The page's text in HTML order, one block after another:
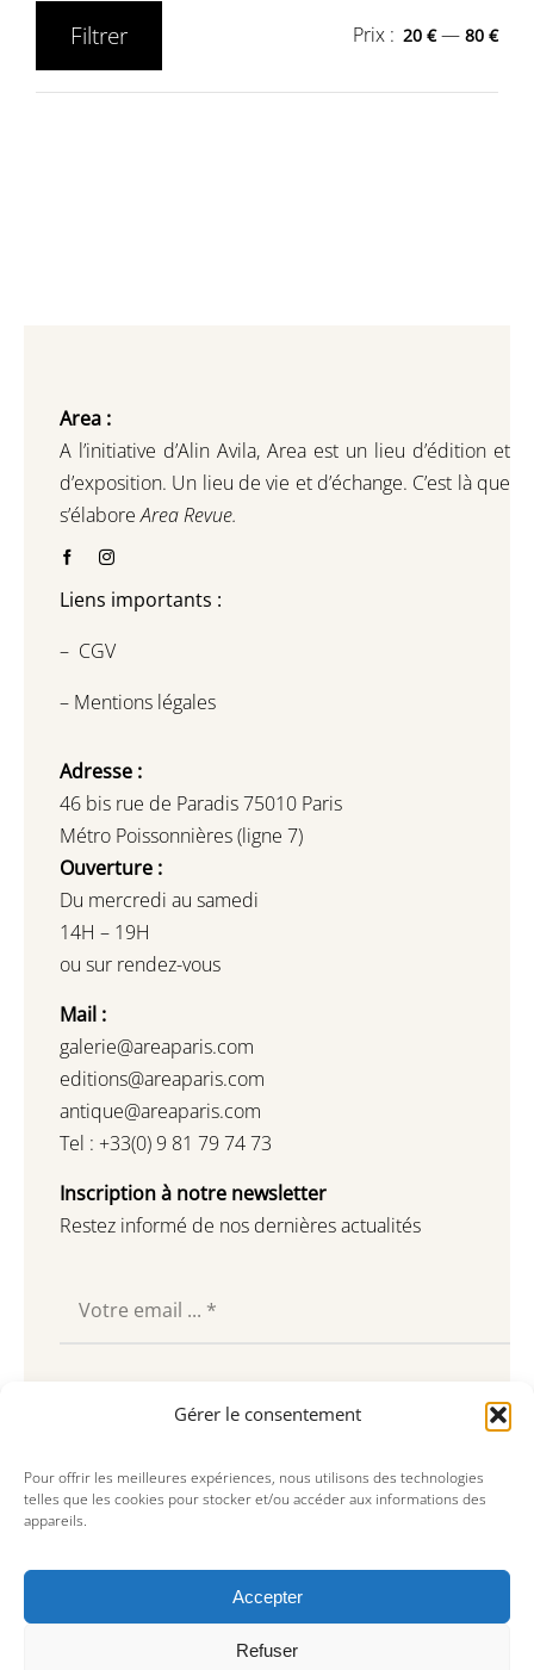
Gérer le consentement
Pour offrir les meilleures expériences, nous utilisons des technologies
telles que les cookies pour stocker et/ou accéder aux informations des
appareils.
Accepter
Refuser
Filtrer Prix : 20 €—80 €
Area :
A l’initiative d’Alin Avila, Area est un lieu d’édition et
d’exposition. Un lieu de vie et d’échange. C’est là que
s’élaboreArea Revue.
Liens importants :
– CGV
– Mentions légales
Adresse :
46 bis rue de Paradis 75010 Paris
Métro Poissonnières (ligne 7)
Ouverture :
Du mercredi au samedi
14H – 19H
ou sur rendez-vous
Mail :
galerie@areaparis.com
editions@areaparis.com
antique@areaparis.com
Tel : +33(0) 9 81 79 74 73
Inscription à notre newsletter
Restez informé de nos dernières actualités
Souscrire